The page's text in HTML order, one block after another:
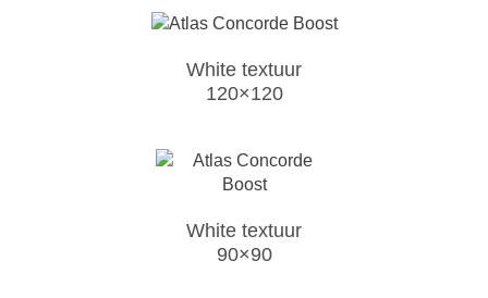
White textuur
120×120
White textuur
90×90